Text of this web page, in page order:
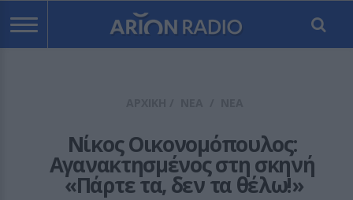
Νίκος Οικονομόπουλος:
Αγανακτησμένος στη σκηνή
«Πάρτε τα, δεν τα θέλω!»